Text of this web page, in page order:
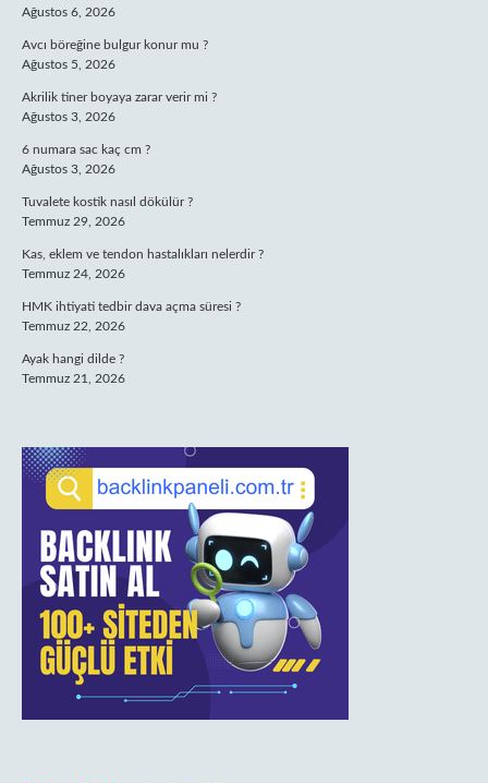
Ağustos 6, 2026
Avcı böreğine bulgur konur mu ?
Ağustos 5, 2026
Akrilik tiner boyaya zarar verir mi ?
Ağustos 3, 2026
6 numara sac kaç cm ?
Ağustos 3, 2026
Tuvalete kostik nasıl dökülür ?
Temmuz 29, 2026
Kas, eklem ve tendon hastalıkları nelerdir ?
Temmuz 24, 2026
HMK ihtiyati tedbir dava açma süresi ?
Temmuz 22, 2026
Ayak hangi dilde ?
Temmuz 21, 2026